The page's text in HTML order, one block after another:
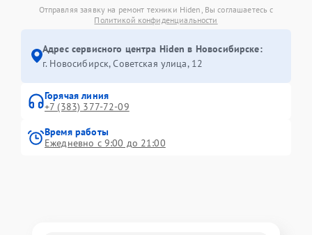
Отправляя заявку на ремонт техники Hiden, Вы соглашаетесь с
Политикой конфиденциальности
Адрес сервисного центра Hiden в Новосибирске:
г. Новосибирск, Советская улица, 12
Горячая линия
+7 (383) 377-72-09
Время работы
Ежедневно с 9:00 до 21:00